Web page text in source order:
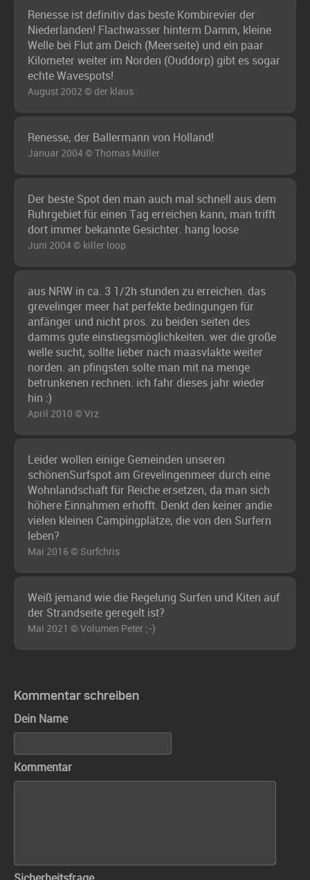
Renesse ist definitiv das beste Kombirevier der
Niederlanden! Flachwasser hinterm Damm, kleine
Welle bei Flut am Deich (Meerseite) und ein paar
Kilometer weiter im Norden (Ouddorp) gibt es sogar
echte Wavespots!
August 2002 © der klaus
Renesse, der Ballermann von Holland!
Januar 2004 © Thomas Müller
Der beste Spot den man auch mal schnell aus dem
Ruhrgebiet für einen Tag erreichen kann, man trifft
dort immer bekannte Gesichter. hang loose
Juni 2004 © killer loop
aus NRW in ca. 3 1/2h stunden zu erreichen. das
grevelinger meer hat perfekte bedingungen für
anfänger und nicht pros. zu beiden seiten des
damms gute einstiegsmöglichkeiten. wer die große
welle sucht, sollte lieber nach maasvlakte weiter
norden. an pfingsten solte man mit na menge
betrunkenen rechnen. ich fahr dieses jahr wieder
hin :)
April 2010 © Vrz
Leider wollen einige Gemeinden unseren
schönenSurfspot am Grevelingenmeer durch eine
Wohnlandschaft für Reiche ersetzen, da man sich
höhere Einnahmen erhofft. Denkt den keiner andie
vielen kleinen Campingplätze, die von den Surfern
leben?
Mai 2016 © Surfchris
Weiß jemand wie die Regelung Surfen und Kiten auf
der Strandseite geregelt ist?
Mai 2021 © Volumen Peter ;-)
Kommentar schreiben
Dein Name
Kommentar